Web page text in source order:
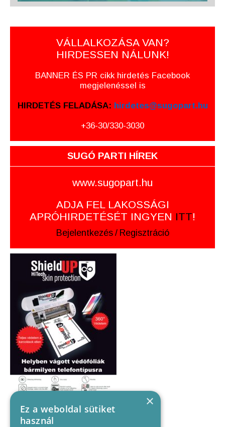
VÁLLALKOZÁSA VAN?
HIRDESSEN NÁLUNK!
BANNER ÉS PR cikk hirdetés Facebook
megjelenéssel is
HIRDETÉS FELADÁSA: hirdetes@sugopart.hu
+36-30/330-3030
SUGÓ PARTI HÍREK
www.sugopart.hu
ADJA FEL LAKOSSÁGI
APRÓHIRDETÉSÉT INGYEN ITT!
Bejelentkezés / Regisztráció
×
Ez a weboldal sütiket
használ